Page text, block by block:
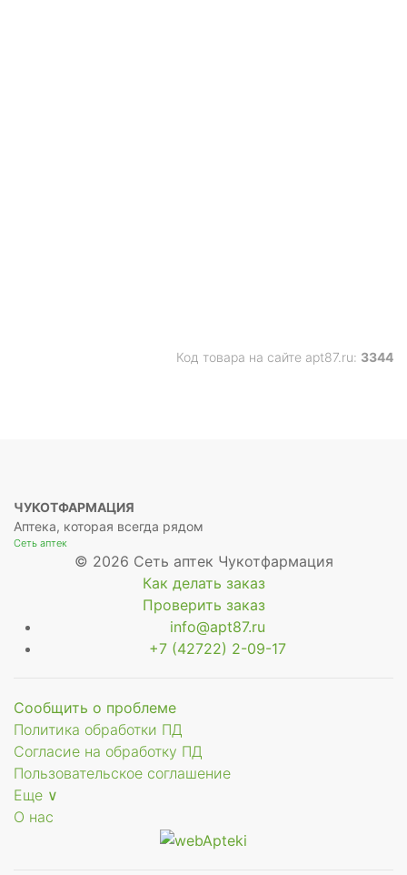
Код товара на сайте apt87.ru: 3344
ЧУКОТФАРМАЦИЯ
Аптека, которая всегда рядом
Сеть аптек
© 2026 Сеть аптек Чукотфармация
Как делать заказ
Проверить заказ
info@apt87.ru
+7 (42722) 2-09-17
Сообщить о проблеме
Политика обработки ПД
Согласие на обработку ПД
Пользовательское соглашение
Еще ∨
О нас